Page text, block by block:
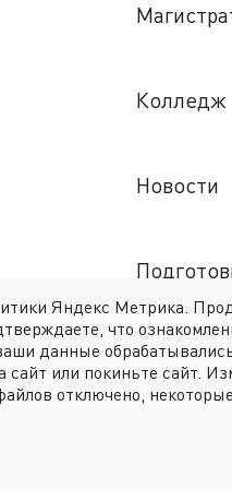
Колледж
Новости
Яндекс Метрика.
что
данные
или покиньте сайт.
отключено,